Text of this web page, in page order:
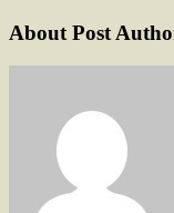
About Post